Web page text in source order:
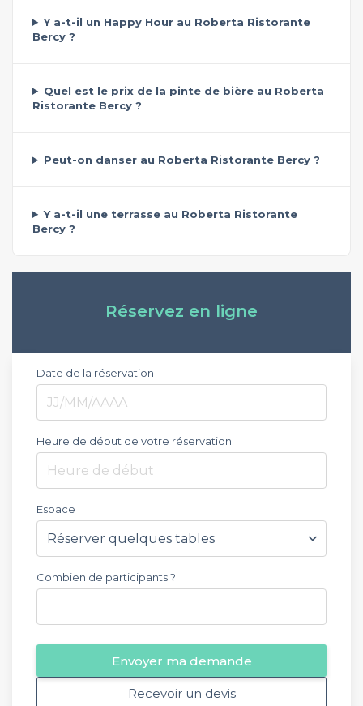
Y a-t-il un Happy Hour au Roberta Ristorante
Bercy ?
Quel est le prix de la pinte de bière au Roberta
Ristorante Bercy ?
Peut-on danser au Roberta Ristorante Bercy ?
Y a-t-il une terrasse au Roberta Ristorante
Bercy ?
Réservez en ligne
Date de la réservation
Heure de début de votre réservation
Heure de début
Espace
Combien de participants ?
Envoyer ma demande
Recevoir un devis